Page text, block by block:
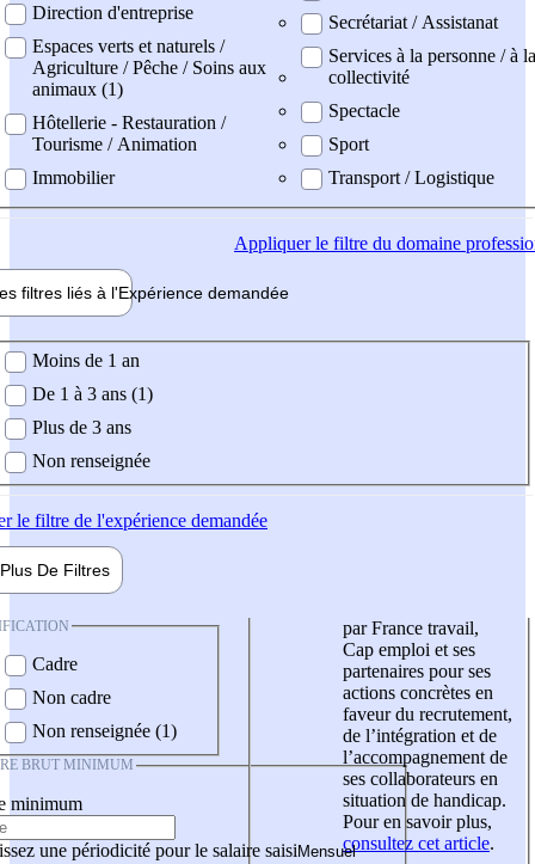
Direction d'entreprise
Espaces verts et naturels /
Agriculture / Pêche / Soins aux
animaux (1)
Hôtellerie - Restauration /
Tourisme / Animation
Immobilier
Secrétariat / Assistanat
Services à la personne / à la
collectivité
Spectacle
Sport
Transport / Logistique
Appliquerle filtre du domaine
filtres liés à l'Expérience demandée
demandée
Moins de 1 an
De 1 à 3 ans (1)
Plus de 3 ans
Non renseignée
le filtre de l'expérience demandée
Plus De Filtres
Cadre
Non cadre
Non renseignée (1)
BRUT MINIMUM
minimum
une périodicité pour le salaire saisi
par France travail,
Cap emploi et ses
partenaires pour ses
actions concrètes en
faveur du recrutement,
de l’intégration et de
l’accompagnement de
ses collaborateurs en
situation de handicap.
Pour en savoir plus,
consultez cet article.